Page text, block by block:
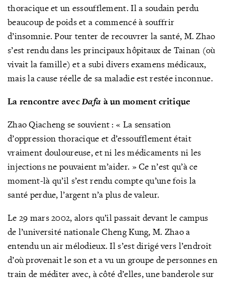
thoracique et un essoufflement. Il a soudain perdu
beaucoup de poids et a commencé à souffrir
d’insomnie. Pour tenter de recouvrer la santé, M. Zhao
s’est rendu dans les principaux hôpitaux de Tainan (où
vivait la famille) et a subi divers examens médicaux,
mais la cause réelle de sa maladie est restée inconnue.
La rencontre avecDafa à un moment critique
Zhao Qiacheng se souvient : « La sensation
d’oppression thoracique et d’essoufflement était
vraiment douloureuse, et ni les médicaments ni les
injections ne pouvaient m’aider. » Ce n’est qu’à ce
moment-là qu’il s’est rendu compte qu’une fois la
santé perdue, l’argent n’a plus de valeur.
Le 29 mars 2002, alors qu’il passait devant le campus
de l’université nationale Cheng Kung, M. Zhao a
entendu un air mélodieux. Il s’est dirigé vers l’endroit
d’où provenait le son et a vu un groupe de personnes en
train de méditer avec, à côté d’elles, une banderole sur